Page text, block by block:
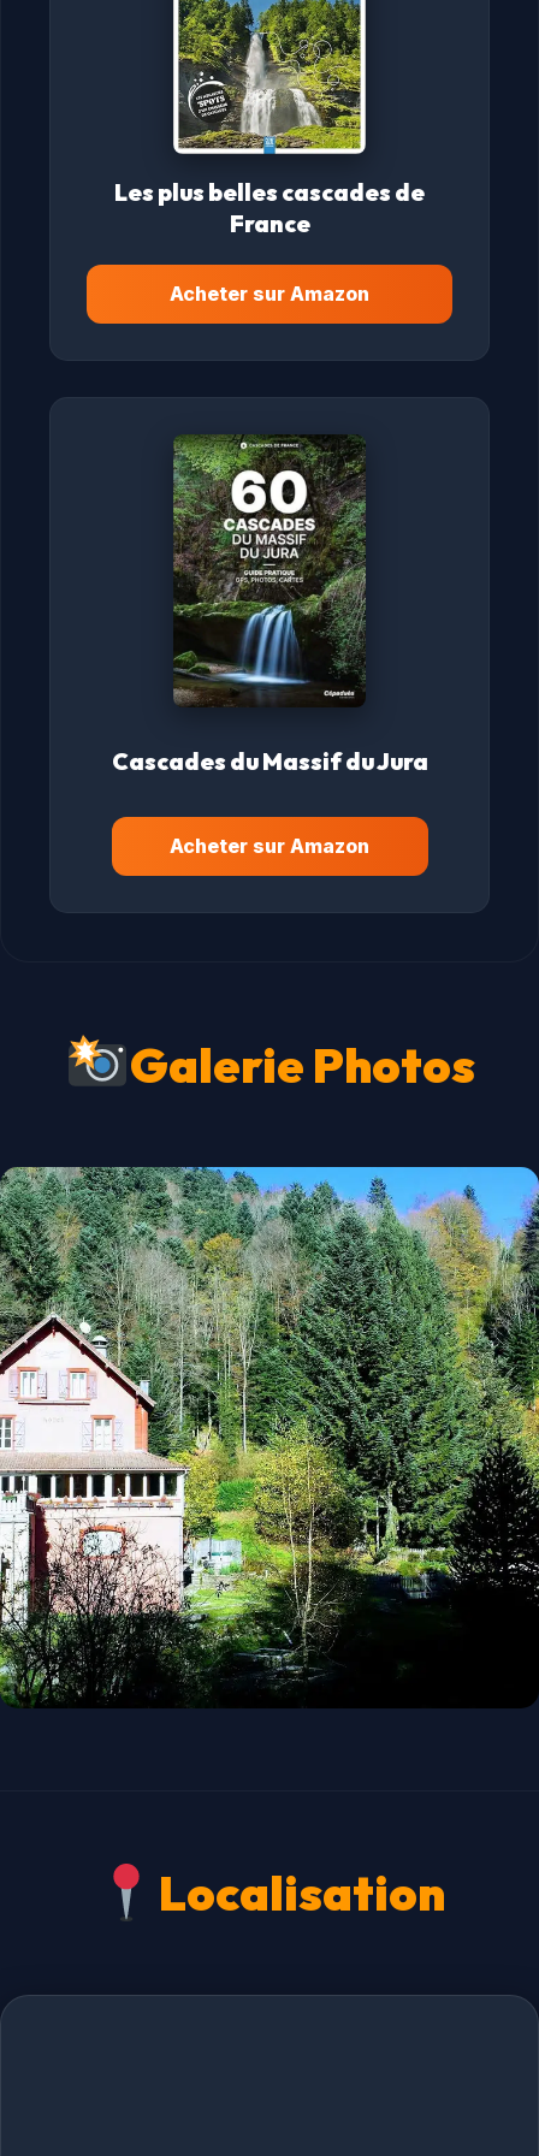
Les plus belles cascades de
France
Acheter sur Amazon
Cascades du Massif du Jura
Acheter sur Amazon
Galerie Photos
Localisation